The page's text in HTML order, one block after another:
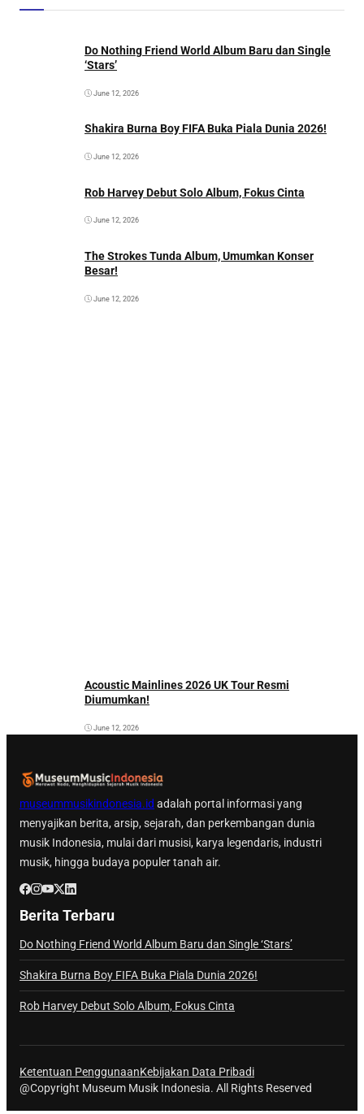
Do Nothing Friend World Album Baru dan Single
‘Stars’
June 12, 2026
Shakira Burna Boy FIFA Buka Piala Dunia 2026!
June 12, 2026
Rob Harvey Debut Solo Album, Fokus Cinta
June 12, 2026
The Strokes Tunda Album, Umumkan Konser
Besar!
June 12, 2026
Acoustic Mainlines 2026 UK Tour Resmi
Diumumkan!
June 12, 2026
museummusikindonesia.id adalah portal informasi yang
menyajikan berita, arsip, sejarah, dan perkembangan dunia
musik Indonesia, mulai dari musisi, karya legendaris, industri
musik, hingga budaya populer tanah air.
Berita Terbaru
Do Nothing Friend World Album Baru dan Single ‘Stars’
Shakira Burna Boy FIFA Buka Piala Dunia 2026!
Rob Harvey Debut Solo Album, Fokus Cinta
Ketentuan PenggunaanKebijakan Data Pribadi
@Copyright Museum Musik Indonesia. All Rights Reserved